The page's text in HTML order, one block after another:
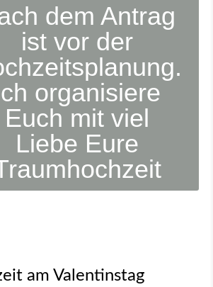
dem Antrag
ist vor der
organisiere
Euch mit viel
Liebe Eure
am Valentinstag